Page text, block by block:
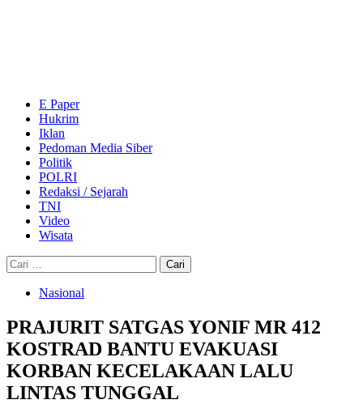
E Paper
Hukrim
Iklan
Pedoman Media Siber
Politik
POLRI
Redaksi / Sejarah
TNI
Video
Wisata
Cari
untuk:
Nasional
PRAJURIT SATGAS YONIF MR 412
KOSTRAD BANTU EVAKUASI
KORBAN KECELAKAAN LALU
LINTAS TUNGGAL